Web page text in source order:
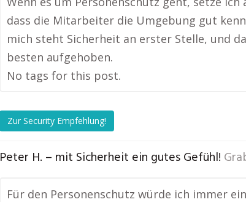
dass die Mitarbeiter die Umgebung gut
mich steht Sicherheit an erster Stelle, und
besten aufgehoben.
No tags for this post.
Zur Security Empfehlung!
Peter H. – mit Sicherheit ein gutes Gefühl!
Für den Personenschutz würde ich immer